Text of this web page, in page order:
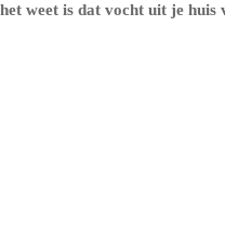
het weet is dat vocht uit je huis